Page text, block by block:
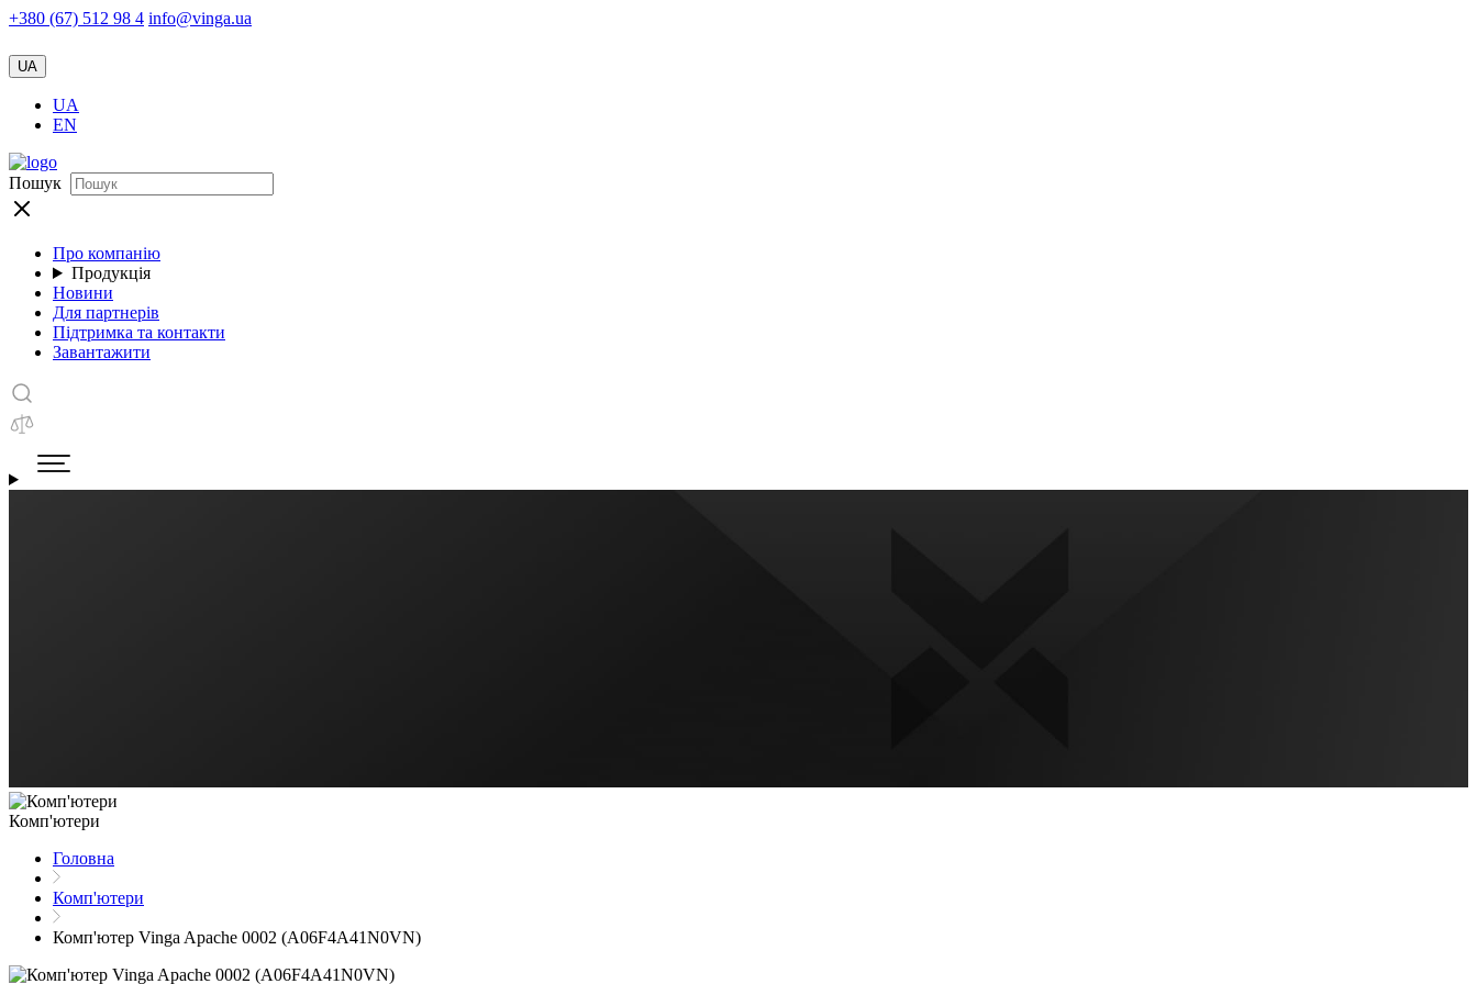
+380 (67) 512 98 4 info@vinga.ua
UA
UA
EN
Пошук
Про компанію
Продукція
Новини
Для партнерів
Підтримка та контакти
Завантажити
Комп'ютери
Головна
Комп'ютери
Комп'ютер Vinga Apache 0002 (A06F4A41N0VN)